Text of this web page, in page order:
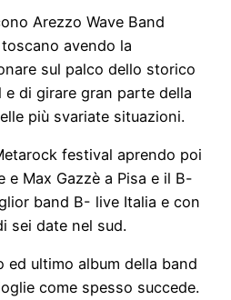
Arezzo Wave Band
avendo la
sul palco dello storico
e di girare gran parte della
più svariate situazioni.
festival aprendo poi
e Max Gazzè a Pisa e il B-
band B- live Italia e con
sei date nel sud.
ed ultimo album della band
come spesso succede.